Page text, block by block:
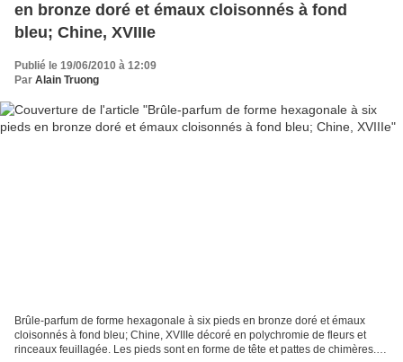
en bronze doré et émaux cloisonnés à fond
bleu; Chine, XVIIIe
Publié le 19/06/2010 à 12:09
Par Alain Truong
Brûle-parfum de forme hexagonale à six pieds en bronze doré et émaux
cloisonnés à fond bleu; Chine, XVIIIe décoré en polychromie de fleurs et
rinceaux feuillagée. Les pieds sont en forme de tête et pattes de chimères.